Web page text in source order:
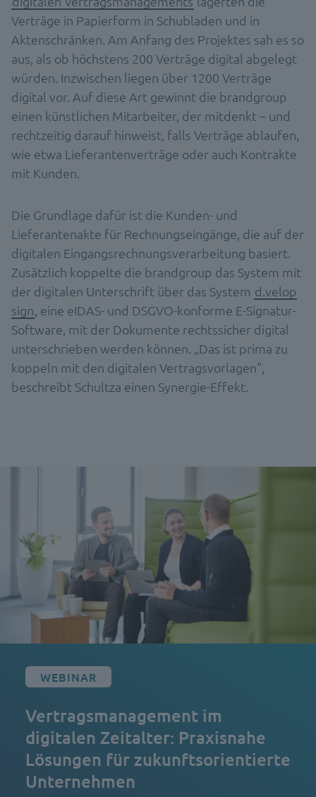
Verträge in Papierform in Schubladen und in
Aktenschränken. Am Anfang des Projektes sah es so
aus, als ob höchstens 200 Verträge digital abgelegt
würden. Inzwischen liegen über 1200 Verträge
digital vor. Auf diese Art gewinnt die brandgroup
einen künstlichen Mitarbeiter, der mitdenkt – und
rechtzeitig darauf hinweist, falls Verträge ablaufen,
wie etwa Lieferantenverträge oder auch Kontrakte
mit Kunden.
Die Grundlage dafür ist die Kunden- und
Lieferantenakte für Rechnungseingänge, die auf der
digitalen Eingangsrechnungsverarbeitung basiert.
Zusätzlich koppelte die brandgroup das System mit
der digitalen Unterschrift über das System d.velop
sign, eine eIDAS- und DSGVO-konforme E-Signatur-
Software, mit der Dokumente rechtssicher digital
unterschrieben werden können. „Das ist prima zu
koppeln mit den digitalen Vertragsvorlagen“,
beschreibt Schultza einen Synergie-Effekt.
WEBINAR
Vertragsmanagement im
digitalen Zeitalter: Praxisnahe
Lösungen für zukunftsorientierte
Unternehmen